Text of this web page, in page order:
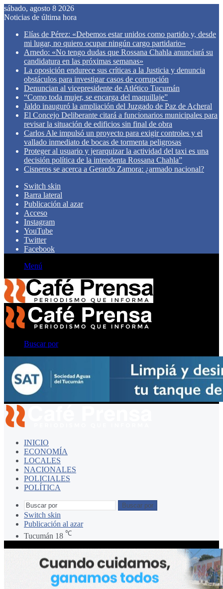
sábado, agosto 8 2026
Noticias de última hora
Elías de Pérez: «Debemos estar unidos como partido y, desde
mi lugar, no quiero ocupar ningún cargo partidario»
Arnedo: «No tengo dudas que Rossana Chahla anunciará su
candidatura en las próximas semanas»
La oposición endurece sus críticas a la Justicia y denuncia
obstáculos para investigar casos de corrupción
Denuncian al vicepresidente de Atlético Tucumán
“Como toda mujer, se encarga del maquillaje”
Jaldo inauguró la ampliación del Juzgado de Paz de Acheral
El Concejo Deliberante citará a funcionarios municipales para
revisar la situación de edificios sin final de obra
Carlos Ale impulsó un proyecto para exigir controles y el
vallado inmediato de bocas de tormenta peligrosas
Proteger al usuario y jerarquizar la actividad del taxi es una
decisión política de la intendenta Rossana Chahla”
Cisneros se acerca a Gerardo Zamora: ¿armado nacional?
Switch skin
Barra lateral
Publicación al azar
Acceso
Instagram
YouTube
Twitter
Facebook
Menú
Buscar por
INICIO
ECONOMÍA
LOCALES
NACIONALES
POLICIALES
POLÍTICA
Buscar por
Switch skin
Publicación al azar
Tucumán 18 ℃